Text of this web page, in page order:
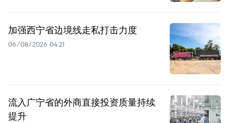
加强西宁省边境线走私打击力度
06/08/2026 04:21
流入广宁省的外商直接投资质量持续
提升